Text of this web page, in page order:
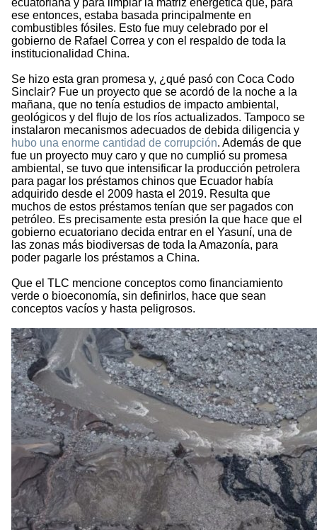
ecuatoriana y para limpiar la matriz energética que, para
ese entonces, estaba basada principalmente en
combustibles fósiles. Esto fue muy celebrado por el
gobierno de Rafael Correa y con el respaldo de toda la
institucionalidad China.
Se hizo esta gran promesa y, ¿qué pasó con Coca Codo
Sinclair? Fue un proyecto que se acordó de la noche a la
mañana, que no tenía estudios de impacto ambiental,
geológicos y del flujo de los ríos actualizados. Tampoco se
instalaron mecanismos adecuados de debida diligencia y
hubo una enorme cantidad de corrupción. Además de que
fue un proyecto muy caro y que no cumplió su promesa
ambiental, se tuvo que intensificar la producción petrolera
para pagar los préstamos chinos que Ecuador había
adquirido desde el 2009 hasta el 2019. Resulta que
muchos de estos préstamos tenían que ser pagados con
petróleo. Es precisamente esta presión la que hace que el
gobierno ecuatoriano decida entrar en el Yasuní, una de
las zonas más biodiversas de toda la Amazonía, para
poder pagarle los préstamos a China.
Que el TLC mencione conceptos como financiamiento
verde o bioeconomía, sin definirlos, hace que sean
conceptos vacíos y hasta peligrosos.